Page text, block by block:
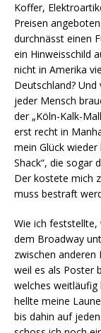
Koffer,
Preisen
durchnässt einen
ein Hinweisschild
nicht in Amerika
Deutschland?
jeder Mensch
der „Köln-Kalk-
erst recht in
mein Glück wieder
Shack“, die sogar
Der kostete mich
muss bestraft
Wie ich feststellte,
dem Broadway
zwischen anderen
weil es als Poster
welches weitläufig
hellte meine
bis dahin auf